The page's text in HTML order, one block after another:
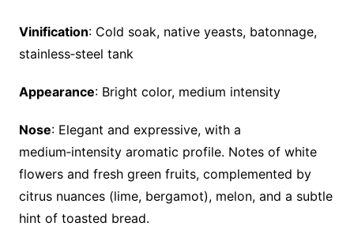
Vinification: Cold soak, native yeasts, batonnage,
stainless‑steel tank
Appearance: Bright color, medium intensity
Nose: Elegant and expressive, with a
medium‑intensity aromatic profile. Notes of white
flowers and fresh green fruits, complemented by
citrus nuances (lime, bergamot), melon, and a subtle
hint of toasted bread.